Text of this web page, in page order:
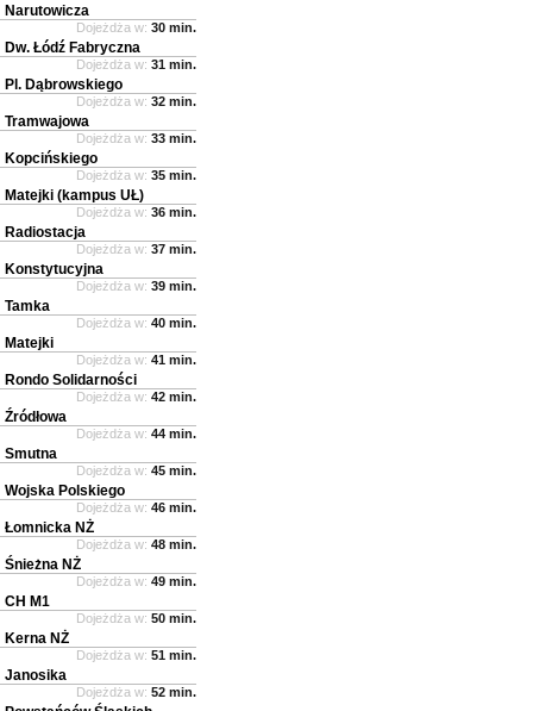
Narutowicza
Dojeżdża w: 30 min.
Dw. Łódź Fabryczna
Dojeżdża w: 31 min.
Pl. Dąbrowskiego
Dojeżdża w: 32 min.
Tramwajowa
Dojeżdża w: 33 min.
Kopcińskiego
Dojeżdża w: 35 min.
Matejki (kampus UŁ)
Dojeżdża w: 36 min.
Radiostacja
Dojeżdża w: 37 min.
Konstytucyjna
Dojeżdża w: 39 min.
Tamka
Dojeżdża w: 40 min.
Matejki
Dojeżdża w: 41 min.
Rondo Solidarności
Dojeżdża w: 42 min.
Źródłowa
Dojeżdża w: 44 min.
Smutna
Dojeżdża w: 45 min.
Wojska Polskiego
Dojeżdża w: 46 min.
Łomnicka NŻ
Dojeżdża w: 48 min.
Śnieżna NŻ
Dojeżdża w: 49 min.
CH M1
Dojeżdża w: 50 min.
Kerna NŻ
Dojeżdża w: 51 min.
Janosika
Dojeżdża w: 52 min.